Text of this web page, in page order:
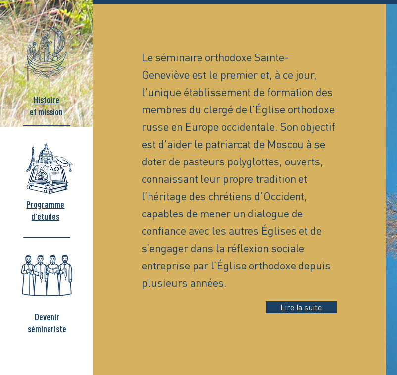
Histoire
et mission
Programme
d'études
Devenir
séminariste
Le séminaire orthodoxe Sainte-
Geneviève est le premier et, à ce jour,
l'unique établissement de formation des
membres du clergé de l’Église orthodoxe
russe en Europe occidentale. Son objectif
est d'aider le patriarcat de Moscou à se
doter de pasteurs polyglottes, ouverts,
connaissant leur propre tradition et
l’héritage des chrétiens d’Occident,
capables de mener un dialogue de
confiance avec les autres Églises et de
s’engager dans la réflexion sociale
entreprise par l’Église orthodoxe depuis
plusieurs années.
Lire la suite